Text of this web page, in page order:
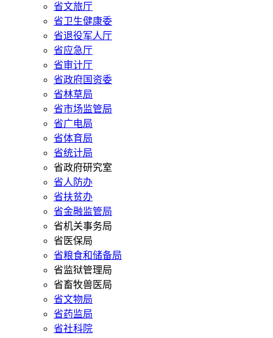
省文旅厅
省卫生健康委
省退役军人厅
省应急厅
省审计厅
省政府国资委
省林草局
省市场监管局
省广电局
省体育局
省统计局
省政府研究室
省人防办
省扶贫办
省金融监管局
省机关事务局
省医保局
省粮食和储备局
省监狱管理局
省畜牧兽医局
省文物局
省药监局
省社科院